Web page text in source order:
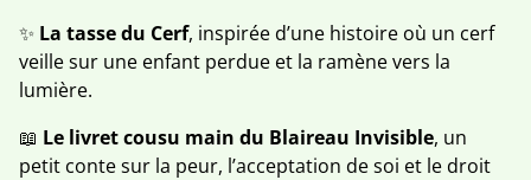
✨ La tasse du Cerf, inspirée d’une histoire où un cerf
veille sur une enfant perdue et la ramène vers la
lumière.
📖 Le livret cousu main du Blaireau Invisible, un
petit conte sur la peur, l’acceptation de soi et le droit